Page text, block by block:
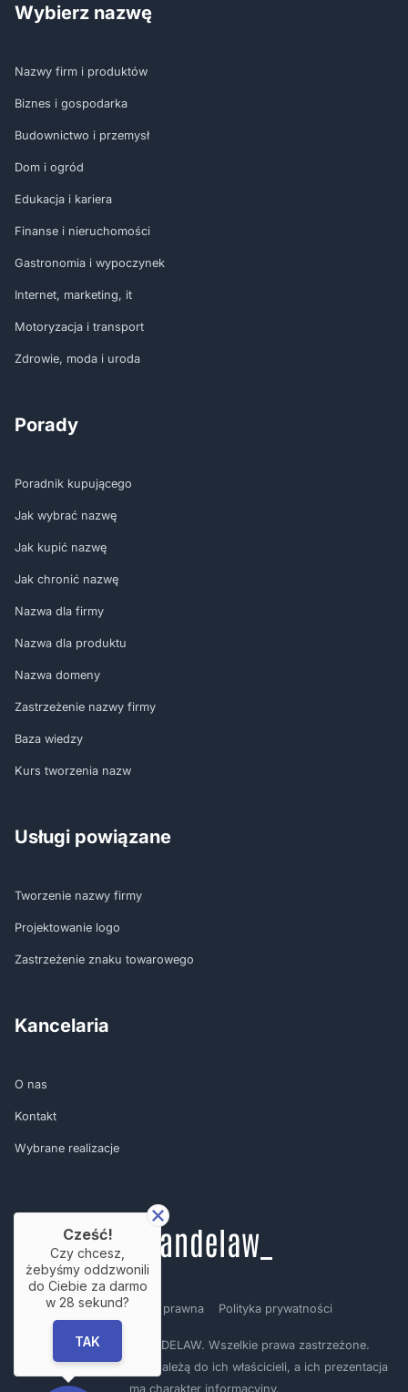
Wybierz nazwę
Nazwy firm i produktów
Biznes i gospodarka
Budownictwo i przemysł
Dom i ogród
Edukacja i kariera
Finanse i nieruchomości
Gastronomia i wypoczynek
Internet, marketing, it
Motoryzacja i transport
Zdrowie, moda i uroda
Porady
Poradnik kupującego
Jak wybrać nazwę
Jak kupić nazwę
Jak chronić nazwę
Nazwa dla firmy
Nazwa dla produktu
Nazwa domeny
Zastrzeżenie nazwy firmy
Baza wiedzy
Kurs tworzenia nazw
Usługi powiązane
Tworzenie nazwy firmy
Projektowanie logo
Zastrzeżenie znaku towarowego
Kancelaria
O nas
Kontakt
Wybrane realizacje
Regulamin Nota prawna Polityka prywatności
Copyright © by BRANDELAW. Wszelkie prawa zastrzeżone.
Prezentowane logotypy należą do ich właścicieli, a ich prezentacja
ma charakter informacyjny.
Cześć!
Czy chcesz,
żebyśmy oddzwonili
do Ciebie za darmo
w 28 sekund?
TAK